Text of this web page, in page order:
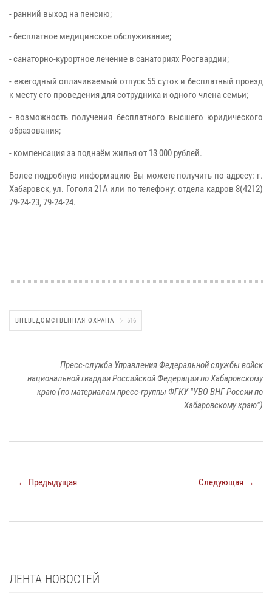
- ранний выход на пенсию;
- бесплатное медицинское обслуживание;
- санаторно-курортное лечение в санаториях Росгвардии;
- ежегодный оплачиваемый отпуск 55 суток и бесплатный проезд
к месту его проведения для сотрудника и одного члена семьи;
- возможность получения бесплатного высшего юридического
образования;
- компенсация за поднаём жилья от 13 000 рублей.
Более подробную информацию Вы можете получить по адресу: г.
Хабаровск, ул. Гоголя 21А или по телефону: отдела кадров 8(4212)
79-24-23, 79-24-24.
ВНЕВЕДОМСТВЕННАЯ ОХРАНА 516
Пресс-служба Управления Федеральной службы войск
национальной гвардии Российской Федерации по Хабаровскому
краю (по материалам пресс-группы ФГКУ "УВО ВНГ России по
Хабаровскому краю")
← Предыдущая Следующая →
ЛЕНТА НОВОСТЕЙ